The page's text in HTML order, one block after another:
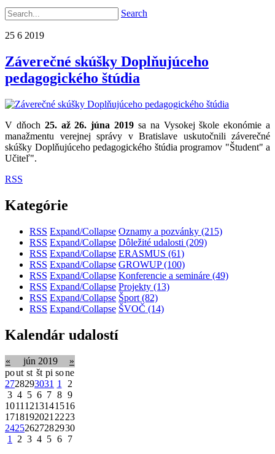
Search
25 6 2019
Záverečné skúšky Doplňujúceho
pedagogického štúdia
V dňoch 25. až 26. júna 2019 sa na Vysokej škole ekonómie a
manažmentu verejnej správy v Bratislave uskutočnili záverečné
skúšky Doplňujúceho pedagogického štúdia programov "Študent" a
Učiteľ".
RSS
Kategórie
RSS Expand/Collapse Oznamy a pozvánky (215)
RSS Expand/Collapse Dôležité udalosti (209)
RSS Expand/Collapse ERASMUS (61)
RSS Expand/Collapse GROWUP(100)
RSS Expand/Collapse Konferencie a semináre (49)
RSS Expand/Collapse Projekty (13)
RSS Expand/Collapse Šport (82)
RSS Expand/Collapse ŠVOČ (14)
Kalendár udalostí
« jún 2019
»
pout st št pi sone
2728293031 1 2
3 4 5 6 7 8 9
10111213141516
17181920212223
24252627282930
1 2 3 4 5 6
7